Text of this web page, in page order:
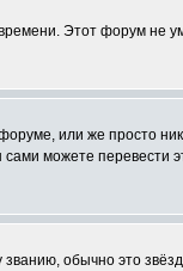
Этот форум не
или же
можете
обычно это